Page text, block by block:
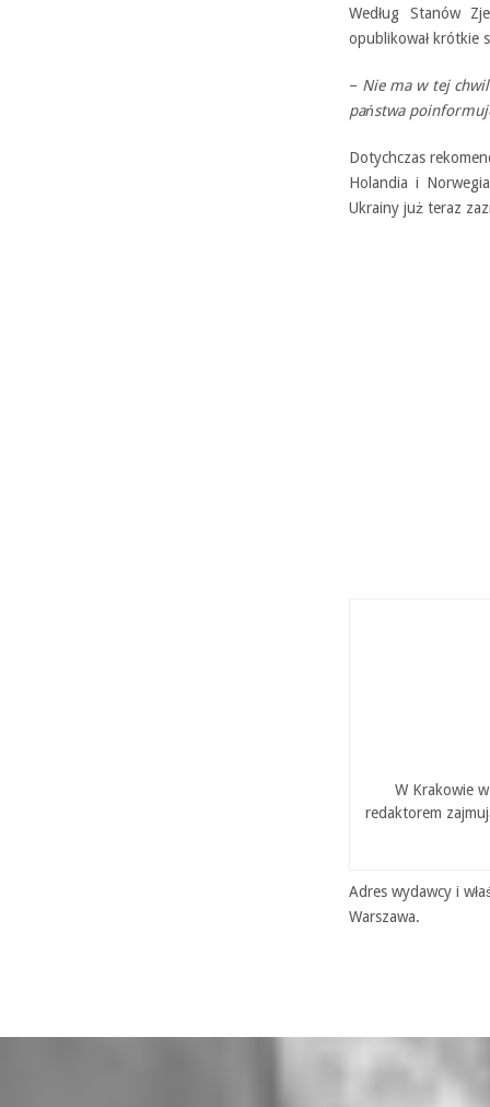
Według Stanów
opublikował krótkie
– Nie ma w tej
państwa
Dotychczas
Holandia i
Ukrainy już teraz
W Krakowie
redaktorem
Adres wydawcy i
Warszawa.